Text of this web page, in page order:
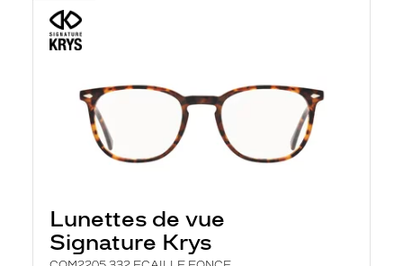
Lunettes de vue
Signature Krys